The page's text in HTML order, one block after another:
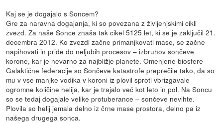
Kaj se je dogajalo s Soncem?
Gre za naravna dogajanja, ki so povezana z življenjskimi cikli
zvezd. Za naše Sonce znaša tak cikel 5125 let, ki se je zaključil 21.
decembra 2012. Ko zvezdi začne primanjkovati mase, se začne
napihovati in pride do neljubih procesov – izbruhov sončeve
korone, kar je nevarno za najbližje planete. Omenjene biosfere
Galaktične federacije so Sončeve katastrofe preprečile tako, da so
mu v vse manjke vodika v koroni iz plovil sproti vbrizgavale
ogromne količine helija, kar je trajalo več kot leto in pol. Na Soncu
so se tedaj dogajale velike protuberance – sončeve nevihte.
Plovila so helij jemala delno iz črne mase prostora, delno pa iz
našega drugega sonca.